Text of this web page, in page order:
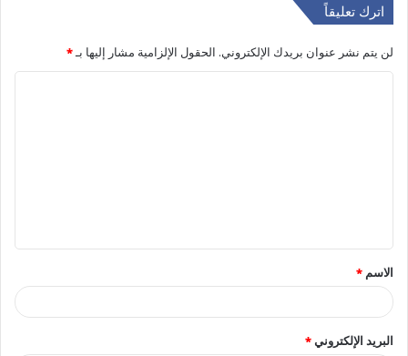
اترك تعليقاً
لن يتم نشر عنوان بريدك الإلكتروني. الحقول الإلزامية مشار إليها بـ*
ق
*
الاسم *
البريد الإلكتروني*